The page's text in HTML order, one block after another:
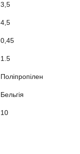
3,5
4,5
0,45
1.5
Поліпропілен
Бельгія
10